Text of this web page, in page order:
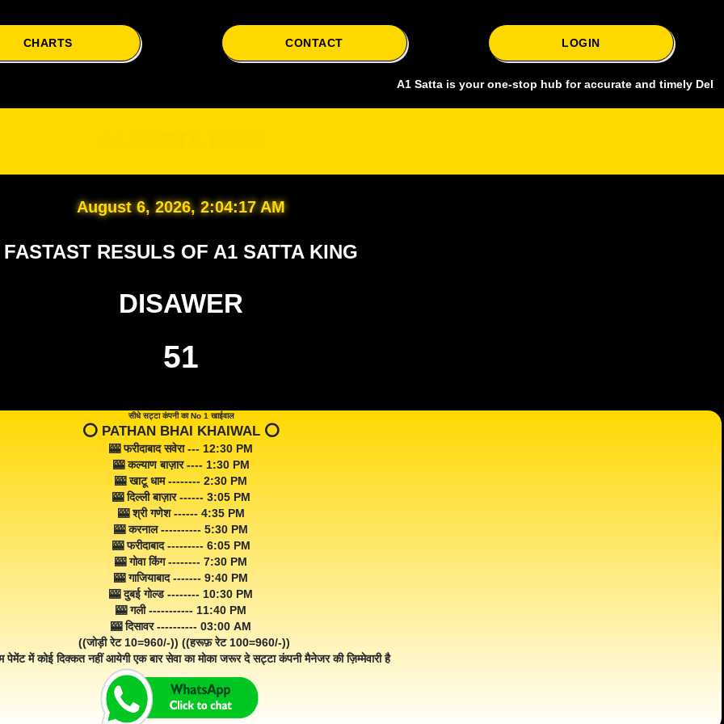
CHARTS CONTACT LOGIN
A1 Satta is your one-stop hub for accurate and timely Delhi
August 6, 2026, 2:04:18 AM
FASTAST RESULS OF A1 SATTA KING
DISAWER
51
सीधे सट्टा कंपनी का No 1 खाईवाल
⭕️ PATHAN BHAI KHAIWAL ⭕️
🎰 फरीदाबाद सवेरा --- 12:30 PM
🎰 कल्याण बाज़ार ---- 1:30 PM
🎰 खाटू धाम -------- 2:30 PM
🎰 दिल्ली बाज़ार ------ 3:05 PM
🎰 श्री गणेश ------ 4:35 PM
🎰 करनाल ---------- 5:30 PM
🎰 फरीदाबाद --------- 6:05 PM
🎰 गोवा किंग -------- 7:30 PM
🎰 गाजियाबाद ------- 9:40 PM
🎰 दुबई गोल्ड -------- 10:30 PM
🎰 गली ----------- 11:40 PM
🎰 दिसावर ---------- 03:00 AM
((जोड़ी रेट 10=960/-)) ((हरूफ़ रेट 100=960/-))
पेमेंट में कोई दिक्कत नहीं आयेगी एक बार सेवा का मोका जरूर दे सट्टा कंपनी मैनेजर की ज़िम्मेवारी है